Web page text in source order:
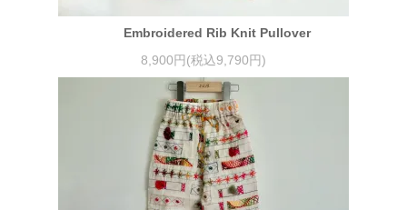
Embroidered Rib Knit Pullover
8,900円(税込9,790円)